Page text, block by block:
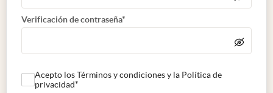
Verificación de contraseña*
Acepto los Términos y condiciones y la Política de
privacidad*